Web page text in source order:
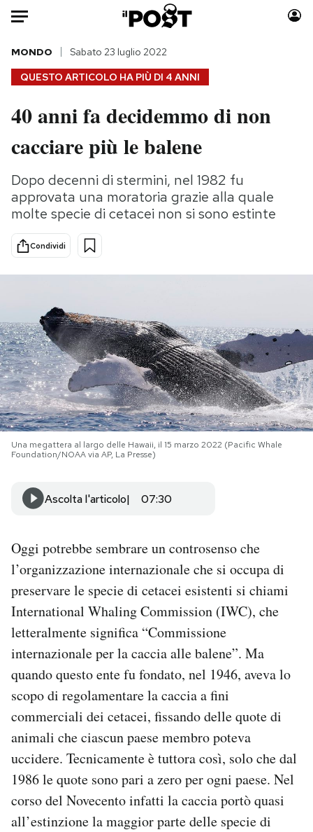
Auto
HOME
Italia
Politica
Tecnologia
Internet
Scienza
Cultura
Economia
Moda
Consumismi
Storie/Idee
Ok Boomer!
Media
PODCAST
NEWSLETTER
I MIEI PREFERITI
AREA PERSONALE
Area Personale
Newsletter
Notifiche mobile
Regala il Post
Hai bisogno di aiuto?
Esci
QUESTO ARTICOLO HA PIÙ DI 4 ANNI
MONDO Sabato 23 luglio 2022
40 anni fa decidemmo di non
cacciare più le balene
Dopo decenni di stermini, nel 1982 fu
approvata una moratoria grazie alla quale
molte specie di cetacei non si sono estinte
Condividi
Una megattera al largo delle Hawaii, il 15 marzo 2022 (Pacific Whale
Foundation/NOAA via AP, La Presse)
Ascolta l'articolo 07:30
Oggi potrebbe sembrare un controsenso che
l’organizzazione internazionale che si occupa di
preservare le specie di cetacei esistenti si chiami
International Whaling Commission (IWC), che
letteralmente significa “Commissione
internazionale per la caccia alle balene”. Ma
quando questo ente fu fondato, nel 1946, aveva lo
scopo di regolamentare la caccia a fini
commerciali dei cetacei, fissando delle quote di
animali che ciascun paese membro poteva
uccidere. Tecnicamente è tuttora così, solo che dal
1986 le quote sono pari a zero per ogni paese. Nel
corso del Novecento infatti la caccia portò quasi
all’estinzione la maggior parte delle specie di